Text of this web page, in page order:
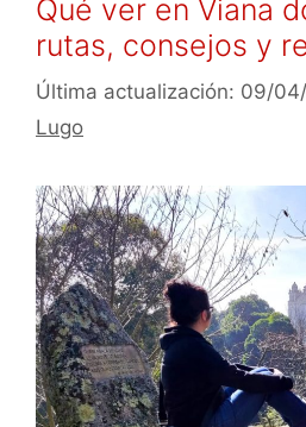
Qué ver en Viana
rutas, consejos y
09/
Lugo